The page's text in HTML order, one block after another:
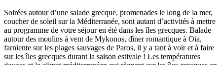
Soirées autour d’une salade grecque, promenades le long de la mer,
coucher de soleil sur la Méditerranée, sont autant d’activités à mettre
au programme de votre séjour en été dans les îles grecques. Balade
autour des moulins à vent de Mykonos, dîner romantique à Oia,
farniente sur les plages sauvages de Paros, il y a tant à voir et à faire
sur les îles grecques durant la saison estivale ! Les températures